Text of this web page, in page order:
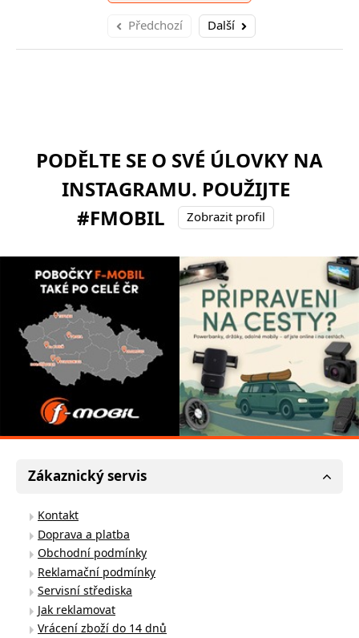
Předchozí Další
PODĚLTE SE O SVÉ ÚLOVKY NA
INSTAGRAMU. POUŽIJTE
#FMOBIL
Zobrazit profil
Zákaznický servis
Kontakt
Doprava a platba
Obchodní podmínky
Reklamační podmínky
Servisní střediska
Jak reklamovat
Vrácení zboží do 14 dnů